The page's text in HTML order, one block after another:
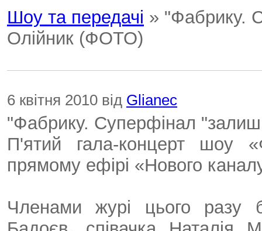
Шоу та передачі » "Фабрику.
Олійник (ФОТО)
6 квітня 2010 від Glianec
"Фабрику. Суперфінал
П'ятий гала-концерт шоу
прямому ефірі «Нового
Членами журі цього разу